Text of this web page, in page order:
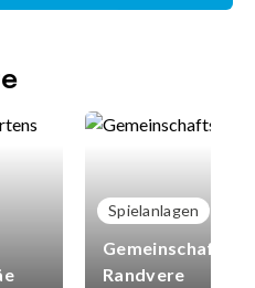
Spielanlagen
Randvere